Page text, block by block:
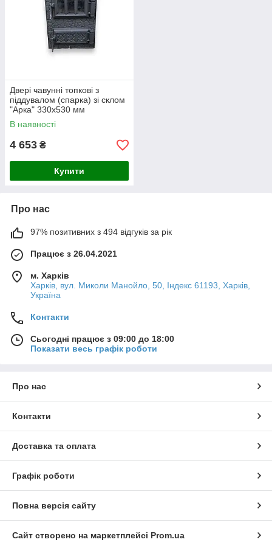
Двері чавунні топкові з
піддувалом (спарка) зі склом
"Арка" 330х530 мм
В наявності
4 653 ₴
Купити
Про нас
97% позитивних з 494 відгуків за рік
Працює з 26.04.2021
м. Харків
Харків, вул. Миколи Манойло, 50, Індекс 61193, Харків,
Україна
Контакти
Сьогодні працює з 09:00 до 18:00
Показати весь графік роботи
Про нас
Контакти
Доставка та оплата
Графік роботи
Повна версія сайту
Сайт створено на маркетплейсі Prom.ua